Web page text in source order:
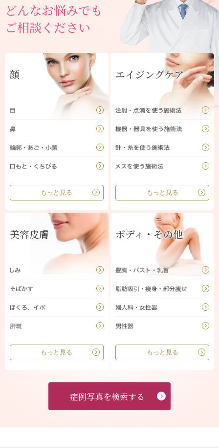
どんなお悩みでも
ご相談ください
顔
もっと見る
エイジングケア
もっと見る
美容皮膚
もっと見る
ボディ・その他
もっと見る
症例写真を検索する